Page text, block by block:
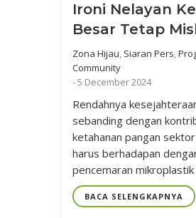
Ironi Nelayan
Besar Tetap
Zona Hijau, Siaran Pers,
Community
-5 December 2024
Rendahnya
sebanding dengan
ketahanan pangan
harus berhadapan
pencemaran mikroplastik
BACA SELENGKAPNYA